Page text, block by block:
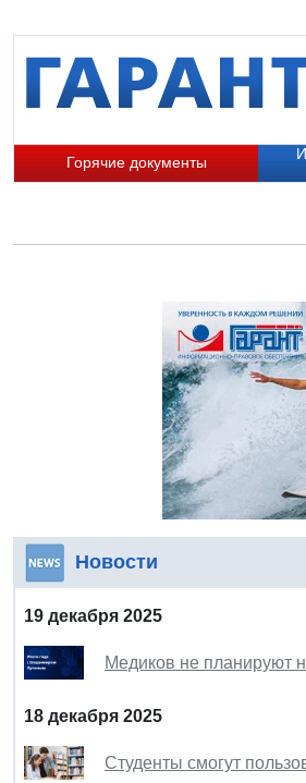
Горячие документы
Новости
19 декабря 2025
Медиков не планируют
18 декабря 2025
Студенты смогут